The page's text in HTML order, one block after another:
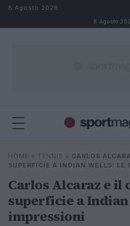
Salta al contenuto
8 Agosto 2026
8 Agosto
Cerca
HOME » TENNIS » CARLOS
SUPERFICIE A INDIAN WELLS: LE
Carlos Alcaraz e il
superficie a Indian
impressioni